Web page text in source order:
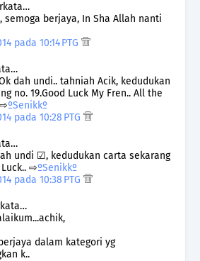
semoga berjaya, In Sha Allah nanti
pada 10:14 PTG
dah undi.. tahniah Acik, kedudukan
no. 19.Good Luck My Fren.. All the
ºSenikkº
pada 10:28 PTG
undi ☑, kedudukan carta sekarang
Luck.. ⇨ºSenikkº
pada 10:38 PTG
dalam kategori yg
k..